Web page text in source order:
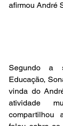
afirmou André
Segundo a
Educação,
vinda do
atividade
compartilhou